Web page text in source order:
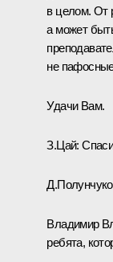
в целом. От
а может
не
Удачи Вам.
З.Цай:
Владимир
ребята,